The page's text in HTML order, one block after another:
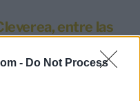
- Do Not Process
entre las